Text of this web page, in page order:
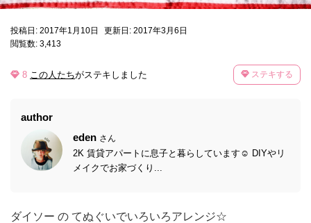
投稿日: 2017年1月10日
更新日: 2017年3月6日
閲覧数: 3,413
8 この人たちがステキしました ステキする
author
eden さん
2K 賃貸アパートに息子と暮らしています☺︎ DIYやリ
メイクでお家づくり...
ダイソー の てぬぐいでいろいろアレンジ☆